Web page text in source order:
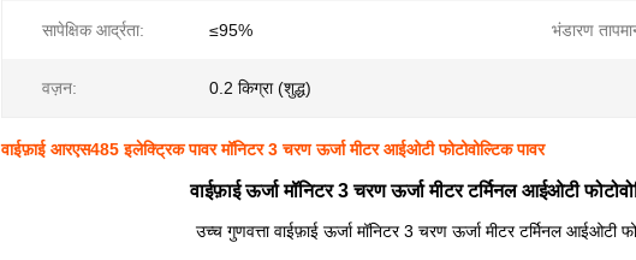
सापेक्षिक आर्द्रता: ≤95% भंडारण
वज़न: 0.2 किग्रा (शुद्ध)
वाईफ़ाई आरएस485 इलेक्ट्रिक पावर मॉनिटर 3 चरण ऊर्जा मीटर आईओटी फोटोवोल्टिक पावर
वाईफ़ाई ऊर्जा मॉनिटर 3 चरण ऊर्जा मीटर टर्मिनल आईओटी
उच्च गुणवत्ता वाईफ़ाई ऊर्जा मॉनिटर 3 चरण ऊर्जा मीटर टर्मिनल आईओटी